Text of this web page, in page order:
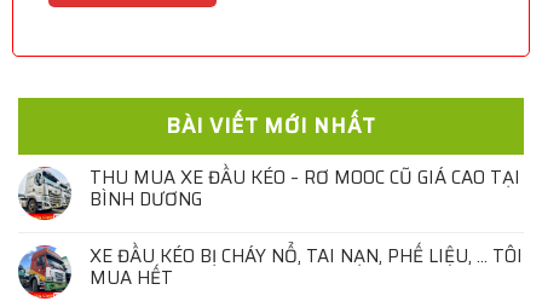
BÀI VIẾT MỚI NHẤT
THU MUA XE ĐẦU KÉO – RƠ MOOC CŨ GIÁ CAO TẠI
BÌNH DƯƠNG
XE ĐẦU KÉO BỊ CHÁY NỔ, TAI NẠN, PHẾ LIỆU, … TÔI
MUA HẾT